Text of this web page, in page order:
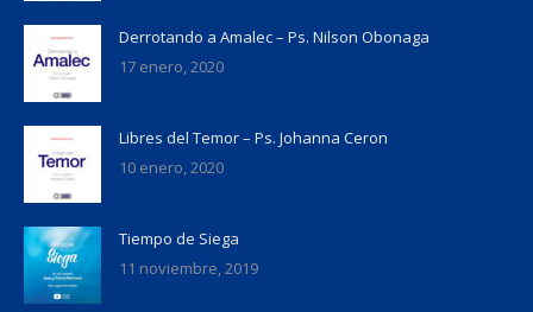
Derrotando a Amalec – Ps. Nilson Obonaga
17 enero, 2020
Libres del Temor – Ps. Johanna Ceron
10 enero, 2020
Tiempo de Siega
11 noviembre, 2019